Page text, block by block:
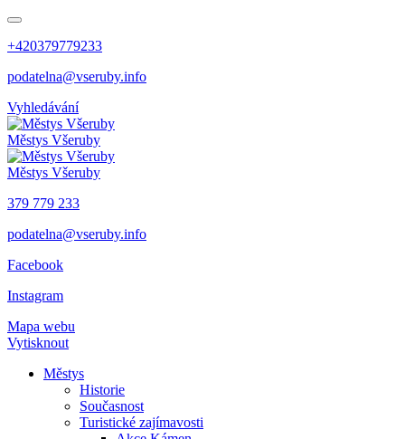
+420379779233
podatelna@vseruby.info
Vyhledávání
Městys Všeruby
Městys Všeruby
379 779 233
podatelna@vseruby.info
Facebook
Instagram
Mapa webu
Vytisknout
Městys
Historie
Současnost
Turistické zajímavosti